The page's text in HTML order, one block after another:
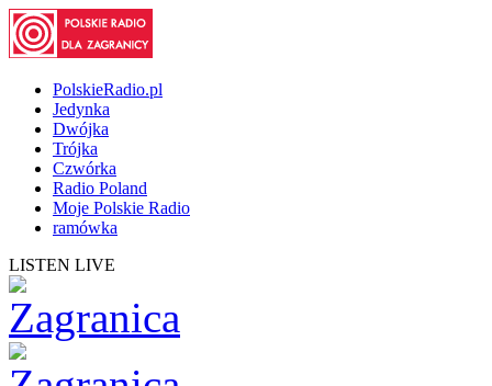
PolskieRadio.pl
Jedynka
Dwójka
Trójka
Czwórka
Radio Poland
Moje Polskie Radio
ramówka
LISTEN LIVE